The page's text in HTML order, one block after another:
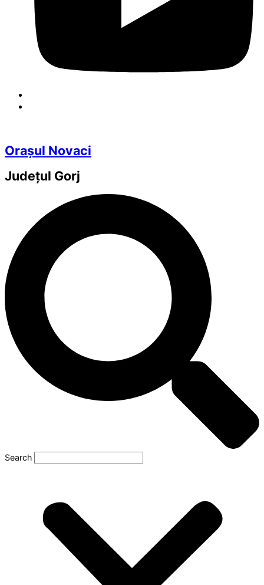
Orașul Novaci
Județul Gorj
Search